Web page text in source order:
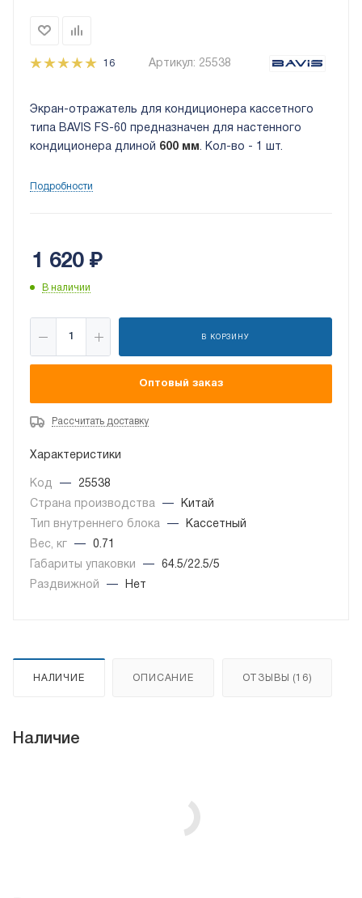
16 Артикул: 25538
Экран-отражатель для кондиционера кассетного
типа BAVIS FS-60 предназначен для настенного
кондиционера длиной 600 мм . Кол-во - 1 шт.
Подробности
1 620₽
В наличии
В КОРЗИНУ
Оптовый заказ
Рассчитать доставку
Характеристики
Код —
25538
Страна производства
—
Китай
Тип внутреннего блока
—
Кассетный
Вес, кг
—
0.71
Габариты упаковки
—
64.5/22.5/5
Раздвижной
— Нет
НАЛИЧИЕ ОПИСАНИЕ ОТЗЫВЫ (16)
Наличие